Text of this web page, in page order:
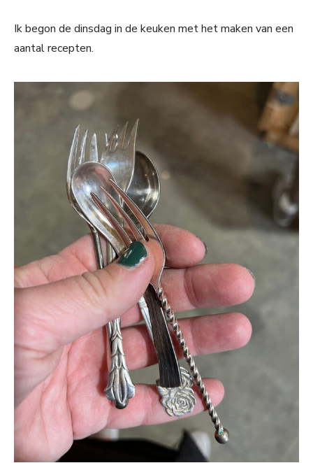
Ik begon de dinsdag in de keuken met het maken van een
aantal recepten.